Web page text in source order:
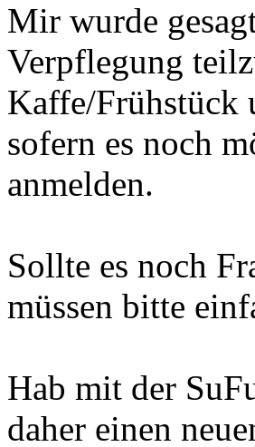
Mir wurde
Verpflegung
Kaffe/Frühstück
sofern es noch
anmelden.
Sollte es noch
müssen bitte
Hab mit der
daher einen